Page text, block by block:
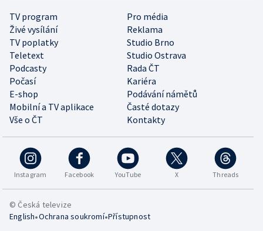
TV program
Pro média
Živé vysílání
Reklama
TV poplatky
Studio Brno
Teletext
Studio Ostrava
Podcasty
Rada ČT
Počasí
Kariéra
E-shop
Podávání námětů
Mobilní a TV aplikace
Časté dotazy
Vše o ČT
Kontakty
Instagram Facebook YouTube X Threads
© Česká televize
English•Ochrana soukromí•Přístupnost